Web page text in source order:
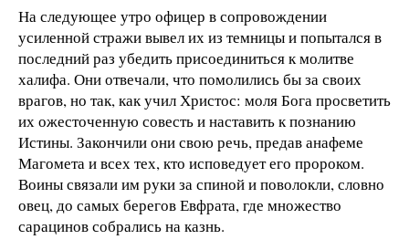
На следующее утро офицер в сопровождении
усиленной стражи вывел их из темницы и попытался в
последний раз убедить присоединиться к молитве
халифа. Они отвечали, что помолились бы за своих
врагов, но так, как учил Христос: моля Бога просветить
их ожесточенную совесть и наставить к познанию
Истины. Закончили они свою речь, предав анафеме
Магомета и всех тех, кто исповедует его пророком.
Воины связали им руки за спиной и поволокли, словно
овец, до самых берегов Евфрата, где множество
сарацинов собра­лись на казнь.